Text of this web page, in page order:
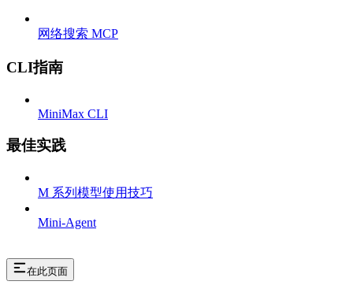
网络搜索 MCP
CLI指南
MiniMax CLI
最佳实践
M 系列模型使用技巧
Mini-Agent
在此页面